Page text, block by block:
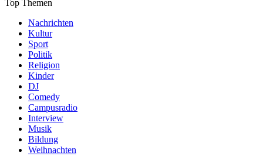
Top Themen
Nachrichten
Kultur
Sport
Politik
Religion
Kinder
DJ
Comedy
Campusradio
Interview
Musik
Bildung
Weihnachten